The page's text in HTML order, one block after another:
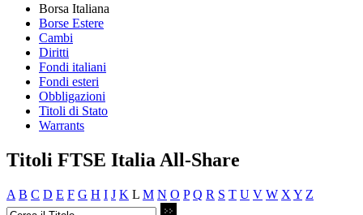
Borsa Italiana
Borse Estere
Cambi
Diritti
Fondi italiani
Fondi esteri
Obbligazioni
Titoli di Stato
Warrants
Titoli FTSE Italia All-Share
A B C D E F G H I J K L M N O P Q R S T U V W X Y Z